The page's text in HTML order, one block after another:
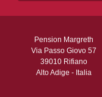
Pension Margreth
Via Passo Giovo 57
39010 Rifiano
Alto Adige - Italia